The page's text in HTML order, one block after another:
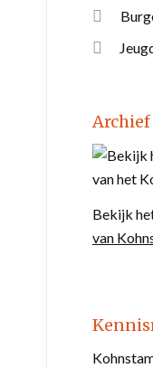
Archief
Bekijk
van